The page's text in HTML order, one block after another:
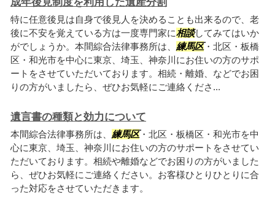
特に任意後見は自身で後見人を決めることも出来るので、老
後に不安を覚えている方は一度専門家に相談してみてはいか
がでしょうか。本間綜合法律事務所は、 練馬区・北区・板橋
区・和光市を中心に東京、埼玉、神奈川にお住いの方のサポ
ートをさせていただいております。相続・離婚、などでお困
りの方がいましたら、ぜひお気軽にご連絡くださ...
遺言書の種類と効力について
本間綜合法律事務所は、 練馬区・北区・板橋区・和光市を中
心に東京、埼玉、神奈川にお住いの方のサポートをさせてい
ただいております。相続や離婚などでお困りの方がいました
ら、ぜひお気軽にご連絡ください。お客様ひとりひとりに合
った対応をさせていただきます。